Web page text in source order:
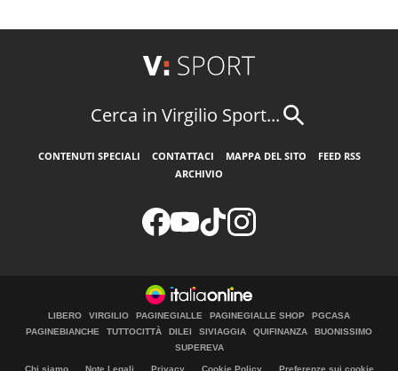
Cerca in Virgilio Sport...
CONTENUTI SPECIALI CONTATTACI MAPPA DEL SITO
FEED RSS
ARCHIVIO
LIBERO VIRGILIO PAGINEGIALLE PAGINEGIALLE SHOP
PGCASA
PAGINEBIANCHE
TUTTOCITTÀ DILEI SIVIAGGIA QUIFINANZA
BUONISSIMO
SUPEREVA
Chi siamo Note Legali Privacy Cookie Policy Preferenze sui cookie